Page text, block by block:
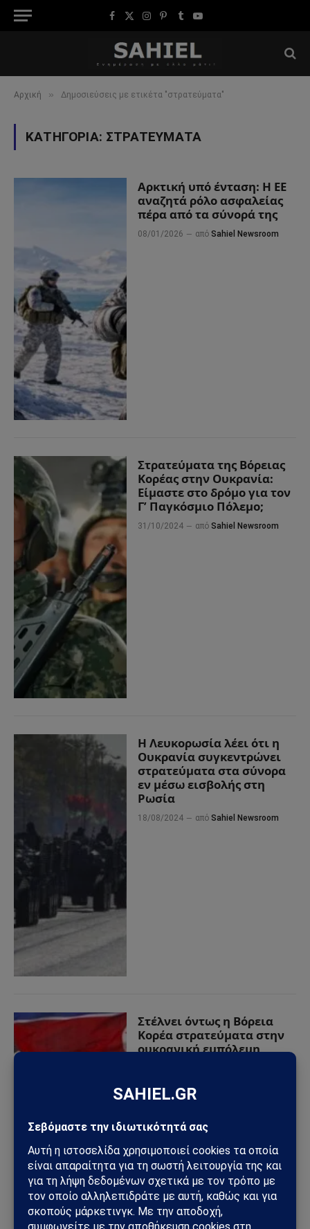
Facebook
X
Instagram
Pinterest
TumblrYouTube
Αρχική » Δημοσιεύσεις με ετικέτα "στρατεύματα"
ΚΑΤΗΓΟΡΊΑ: ΣΤΡΑΤΕΎΜΑΤΑ
Αρκτική υπό ένταση: Η ΕΕ
αναζητά ρόλο ασφαλείας
πέρα από τα σύνορά της
08/01/2026 από Sahiel Newsroom
Στρατεύματα της Βόρειας
Κορέας στην Ουκρανία:
Είμαστε στο δρόμο για τον
Γ’ Παγκόσμιο Πόλεμο;
31/10/2024 από Sahiel Newsroom
Η Λευκορωσία λέει ότι η
Ουκρανία συγκεντρώνει
στρατεύματα στα σύνορα
εν μέσω εισβολής στη
Ρωσία
18/08/2024 από Sahiel Newsroom
Στέλνει όντως η Βόρεια
Κορέα στρατεύματα στην
ουκρανική εμπόλεμη